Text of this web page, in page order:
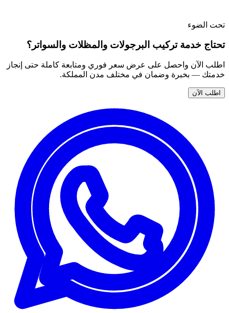
تحت الضوء
تحتاج خدمة تركيب البرجولات والمظلات والسواتر؟
اطلب الآن واحصل على عرض سعر فوري ومتابعة كاملة حتى إنجاز
خدمتك — بخبرة وضمان في مختلف مدن المملكة.
اطلب الآن